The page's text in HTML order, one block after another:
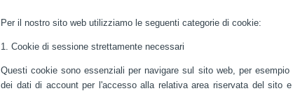
Per il nostro sito web utilizziamo le seguenti categorie di cookie:
1. Cookie di sessione strettamente necessari
Questi cookie sono essenziali per navigare sul sito web, per
dei dati di account per l'accesso alla relativa area riservata del sito